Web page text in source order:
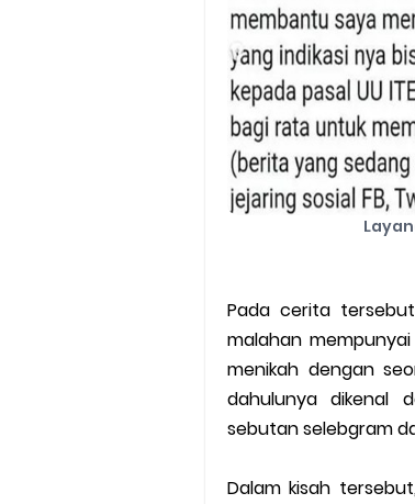
Pada cerita
malahan
menikah dengan
dahulunya dikenal
sebutan selebgram
Dalam kisah